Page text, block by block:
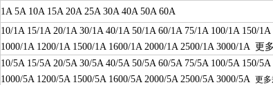
1A 5A 10A 15A 20A 25A 30A 40A 50A 60A
10/1A 15/1A 20/1A 30/1A 40/1A 50/1A 60/1A 75/1A 100/1A 150/
1000/1A 1200/1A 1500/1A 1600/1A 2000/1A 2500/1A 3000/1A 更
10/5A 15/5A 20/5A 30/5A 40/5A 50/5A 60/5A 75/5A 100/5A 150/
1000/5A 1200/5A 1500/5A 1600/5A 2000/5A 2500/5A 3000/5A 更